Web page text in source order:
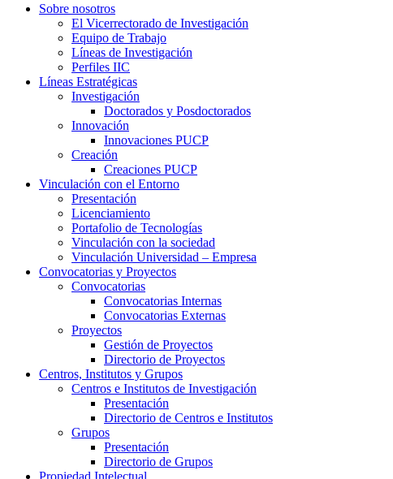
Sobre nosotros
El Vicerrectorado de Investigación
Equipo de Trabajo
Líneas de Investigación
Perfiles IIC
Líneas Estratégicas
Investigación
Doctorados y Posdoctorados
Innovación
Innovaciones PUCP
Creación
Creaciones PUCP
Vinculación con el Entorno
Presentación
Licenciamiento
Portafolio de Tecnologías
Vinculación con la sociedad
Vinculación Universidad – Empresa
Convocatorias y Proyectos
Convocatorias
Convocatorias Internas
Convocatorias Externas
Proyectos
Gestión de Proyectos
Directorio de Proyectos
Centros, Institutos y Grupos
Centros e Institutos de Investigación
Presentación
Directorio de Centros e Institutos
Grupos
Presentación
Directorio de Grupos
Propiedad Intelectual